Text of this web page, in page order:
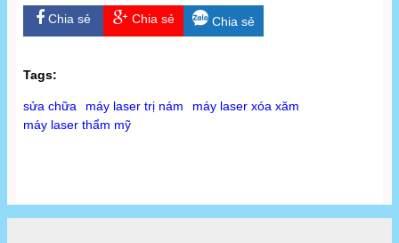
Chia sẻ Chia sẻ Chia sẻ
Tags:
sửa chữa máy laser trị nám
máy laser xóa xăm
máy laser thẩm mỹ